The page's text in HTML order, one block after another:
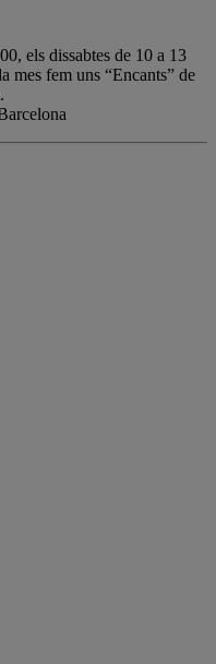
els dissabtes de 10 a 13
mes fem uns “Encants” de